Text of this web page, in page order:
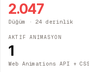
2.047
Düğüm · 24 derinlik
AKTİF ANİMASYON
1
Web Animations API + CSS